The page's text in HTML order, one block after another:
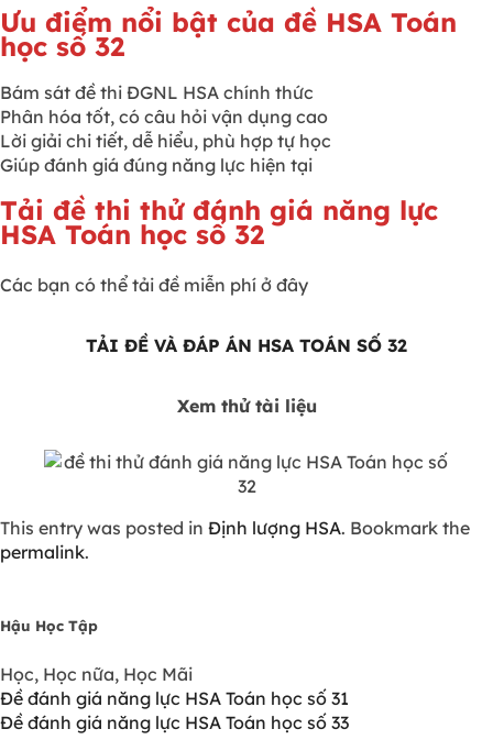
Ưu điểm nổi bật của đề HSA Toán
học số 32
Bám sát đề thi ĐGNL HSA chính thức
Phân hóa tốt, có câu hỏi vận dụng cao
Lời giải chi tiết, dễ hiểu, phù hợp tự học
Giúp đánh giá đúng năng lực hiện tại
Tải đề thi thử đánh giá năng lực
HSA Toán học số 32
Các bạn có thể tải đề miễn phí ở đây
TẢI ĐỀ VÀ ĐÁP ÁN HSA TOÁN SỐ 32
Xem thử tài liệu
This entry was posted in Định lượng HSA. Bookmark the
permalink.
Hậu Học Tập
Học, Học nữa, Học Mãi
Đề đánh giá năng lực HSA Toán học số 31
Đề đánh giá năng lực HSA Toán học số 33